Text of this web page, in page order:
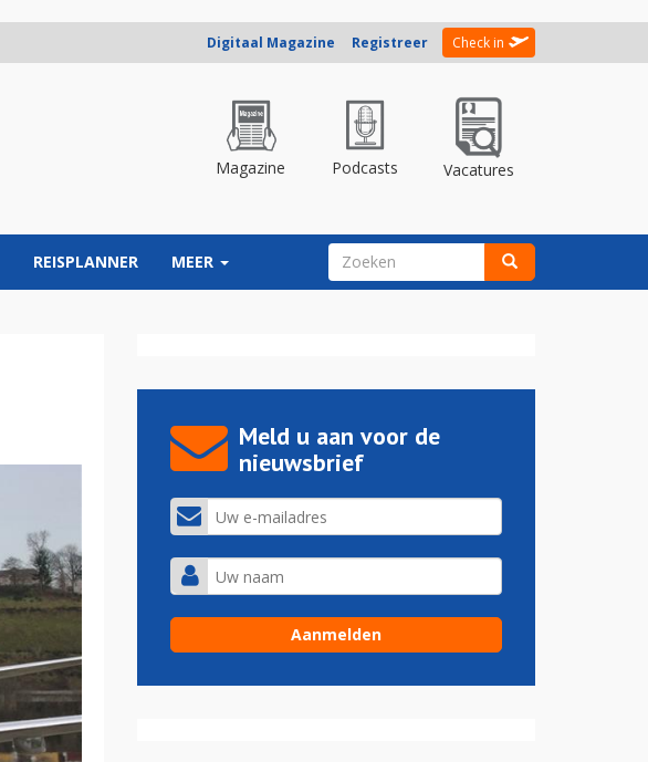
Digitaal Magazine Registreer Check in
Magazine Podcasts Vacatures
REISPLANNER MEER ZOEKVELD
Meld u aan voor de
nieuwsbrief